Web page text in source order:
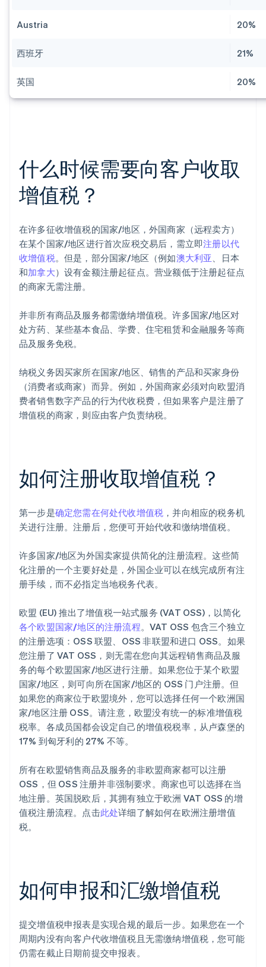
Austria 20%
西班牙 21%
英国 20%
什么时候需要向客户收取
增值税？
在许多征收增值税的国家/地区，外国商家（远程卖方）
在某个国家/地区进行首次应税交易后，需立即注册以代
收增值税。但是，部分国家/地区（例如澳大利亚 、日本
和加拿大）设有金额注册起征点。营业额低于注册起征点
的商家无需注册。
并非所有商品及服务都需缴纳增值税。许多国家/地区对
处方药、某些基本食品、学费、住宅租赁和金融服务等商
品及服务免税。
纳税义务因买家所在国家/地区、销售的产品和买家身份
（消费者或商家）而异。例如，外国商家必须对向欧盟消
费者销售数字产品的行为代收税费，但如果客户是注册了
增值税的商家，则应由客户负责纳税。
如何注册收取增值税？
第一步是确定您需在何处代收增值税 ，并向相应的税务机
关进行注册。注册后，您便可开始代收和缴纳增值税。
许多国家/地区为外国卖家提供简化的注册流程。这些简
化注册的一个主要好处是，外国企业可以在线完成所有注
册手续，而不必指定当地税务代表。
欧盟 (EU) 推出了增值税一站式服务 (VAT OSS)，以简化
各个欧盟国家/地区的注册流程。VAT OSS 包含三个独立
的注册选项：OSS 联盟、OSS 非联盟和进口 OSS。如果
您注册了 VAT OSS，则无需在您向其远程销售商品及服
务的每个欧盟国家/地区进行注册。如果您位于某个欧盟
国家/地区，则可向所在国家/地区的 OSS 门户注册。但
如果您的商家位于欧盟境外，您可以选择任何一个欧洲国
家/地区注册 OSS。请注意，欧盟没有统一的标准增值税
税率。各成员国都会设定自己的增值税税率，从卢森堡的
17% 到匈牙利的 27% 不等。
所有在欧盟销售商品及服务的非欧盟商家都可以注册
OSS，但 OSS 注册并非强制要求。商家也可以选择在当
地注册。英国脱欧后，其拥有独立于欧洲 VAT OSS 的增
值税注册流程。点击此处详细了解如何在欧洲注册增值
税。
如何申报和汇缴增值税
提交增值税申报表是实现合规的最后一步。如果您在一个
周期内没有向客户代收增值税且无需缴纳增值税，您可能
仍需在截止日期前提交申报表。